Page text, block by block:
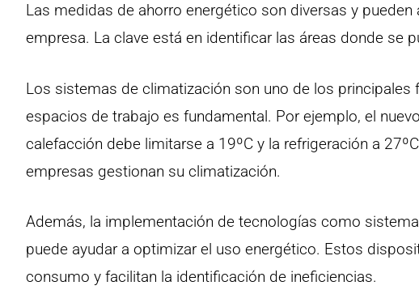
Las medidas de ahorro energético son diversas y
empresa. La clave está en identificar las áreas donde se
Los sistemas de climatización son uno de los
espacios de trabajo es fundamental. Por ejemplo, el
calefacción debe limitarse a 19ºC y la refrigeración a
empresas gestionan su climatización.
Además, la implementación de tecnologías como
puede ayudar a optimizar el uso energético. Estos
consumo y facilitan la identificación de ineficiencias.